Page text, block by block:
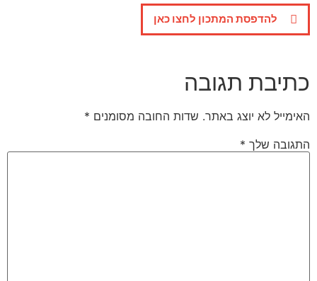
להדפסת המתכון לחצו כאן
כתיבת תגובה
האימייל לא יוצג באתר. שדות החובה מסומנים *
התגובה שלך *